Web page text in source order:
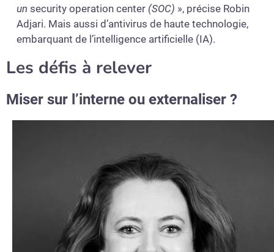
un security operation center(SOC) », précise Robin
Adjari. Mais aussi d’antivirus de haute technologie,
embarquant de l’intelligence artificielle (IA).
Les défis à relever
Miser sur l’interne ou externaliser ?